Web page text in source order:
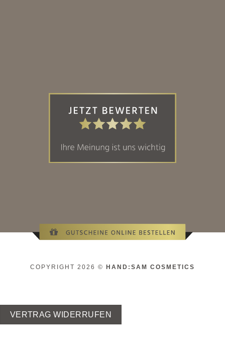
COPYRIGHT 2026 © HAND:SAM COSMETICS
VERTRAG WIDERRUFEN